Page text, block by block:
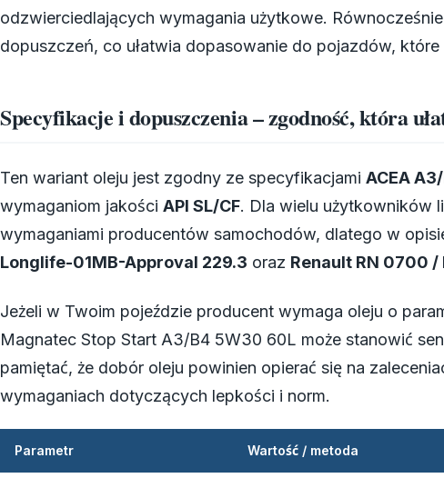
odzwierciedlających wymagania użytkowe. Równocześnie
dopuszczeń, co ułatwia dopasowanie do pojazdów,
Specyfikacje i dopuszczenia – zgodność, która
Ten wariant oleju jest zgodny ze specyfikacjami ACEA
wymaganiom jakości API SL/CF. Dla wielu użytkowników
wymaganiami producentów samochodów, dlatego w
Longlife-01MB-Approval 229.3 oraz Renault RN 0700 /
Jeżeli w Twoim pojeździe producent wymaga oleju o
Magnatec Stop Start A3/B4 5W30 60L może stanowić
pamiętać, że dobór oleju powinien opierać się na
wymaganiach dotyczących lepkości i norm.
Parametr Wartość / metoda